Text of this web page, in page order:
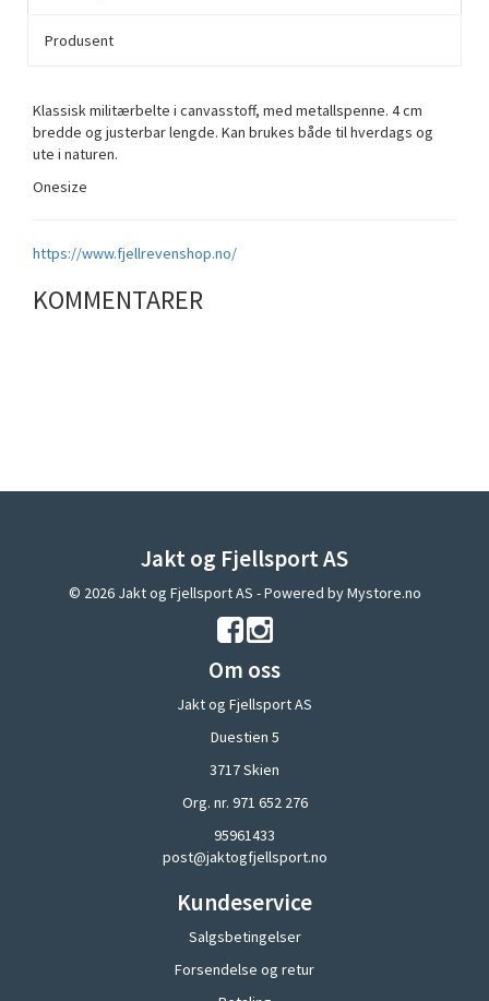
Produsent
Klassisk militærbelte i canvasstoff, med metallspenne. 4 cm
bredde og justerbar lengde. Kan brukes både til hverdags og
ute i naturen.
Onesize
https://www.fjellrevenshop.no/
KOMMENTARER
Jakt og Fjellsport AS
© 2026 Jakt og Fjellsport AS - Powered byMystore.no
Om oss
Jakt og Fjellsport AS
Duestien 5
3717 Skien
Org. nr. 971 652 276
95961433
post@jaktogfjellsport.no
Kundeservice
Salgsbetingelser
Forsendelse og retur